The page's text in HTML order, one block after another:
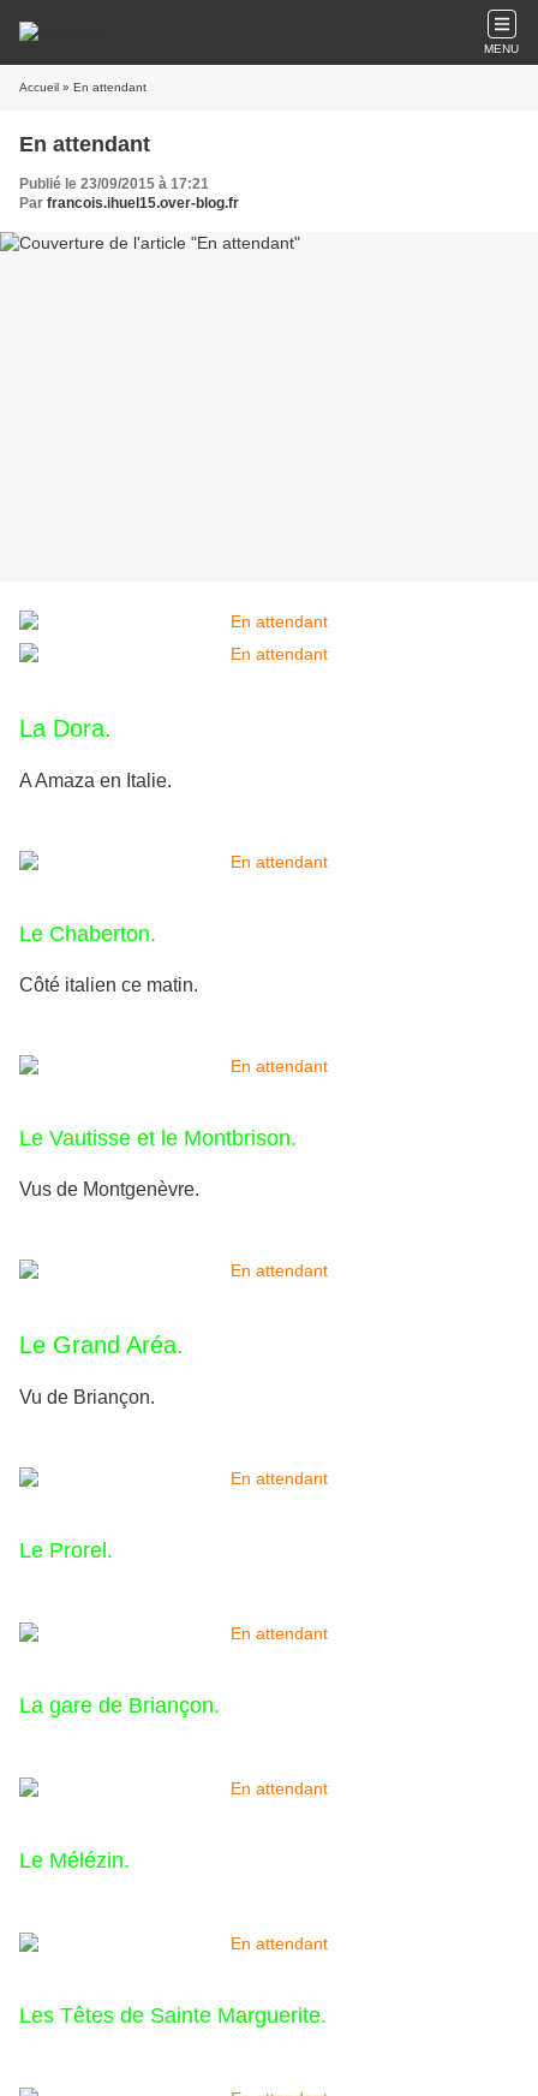
MENU
Accueil » En attendant
En attendant
Publié le 23/09/2015 à 17:21
Par francois.ihuel15.over-blog.fr
La Dora.
A Amaza en Italie.
Le Chaberton.
Côté italien ce matin.
Le Vautisse et le Montbrison.
Vus de Montgenèvre.
Le Grand Aréa.
Vu de Briançon.
Le Prorel.
La gare de Briançon.
Le Mélézin.
Les Têtes de Sainte Marguerite.